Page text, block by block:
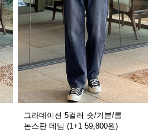
그라데이션 5컬러 숏/기본/롱
논스판 데님 (1+1 59,800원)